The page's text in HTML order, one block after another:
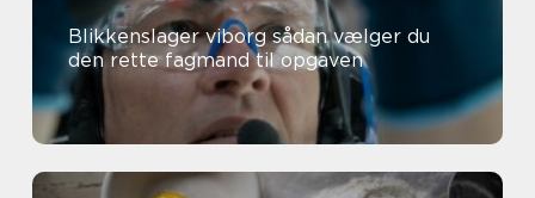
Blikkenslager viborg sådan vælger du
den rette fagmand til opgaven